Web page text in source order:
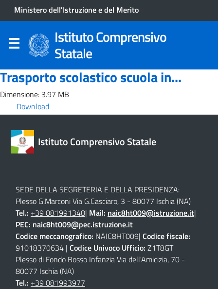
Ministero dell'Istruzione e del Merito
Istituto Comprensivo
Statale
Trasporto scolastico scuola in...
Dimensione: 3.97 MB
Download
Istituto Comprensivo Statale
SEDE DELLA SEGRETERIA E DELLA PRESIDENZA:
Plesso G.Marconi Via G.Casciaro, 3 - 80077 Ischia (NA)
Tel.: +39 081991348| Mail: naic8ht009@istruzione.it|
PEC: naic8ht009@pec.istruzione.it
Codice meccanografico: NAIC8HT009| Codice fiscale:
91018370634 | Codice Univoco Ufficio: Z1T8GT
Plesso di Fondo Bosso Infanzia Via dell'Amicizia, 70 -
80077 Ischia (NA)
Tel.: +39 081993977